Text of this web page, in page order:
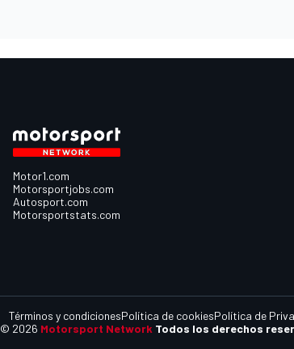
Motor1.com
Motorsportjobs.com
Autosport.com
Motorsportstats.com
© 2026 Motorsport Network Todos los derechos
Términos y condicionesPolítica de cookiesPolítica de